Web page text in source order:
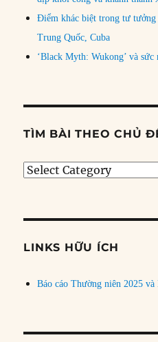
Điểm khác biệt trong tư tưởng
Trung Quốc, Cuba
‘Black Myth: Wukong’ và
TÌM BÀI THEO CHỦ
Tìm
đề
LINKS HỮU ÍCH
Báo cáo Thường niên 2025